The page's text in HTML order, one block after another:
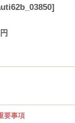
]
円
要事項